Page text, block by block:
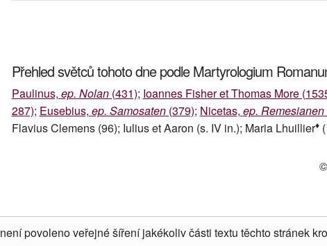
Přehled světců tohoto dne podle Martyrologium
Paulinus, ep. Nolan(431); Ioannes Fisher et Thomas More
287); Eusebius, ep. Samosaten(379); Nicetas, ep. Remesianen
Flavius Clemens (96); Iulius et Aaron (s. IV in.); Maria Lhuillier♦
není povoleno veřejné šíření jakékoliv části textu těchto stránek